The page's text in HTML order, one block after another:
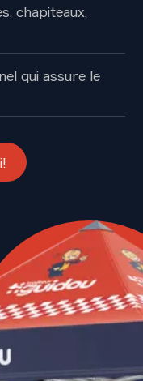
chapiteaux,
qui assure le